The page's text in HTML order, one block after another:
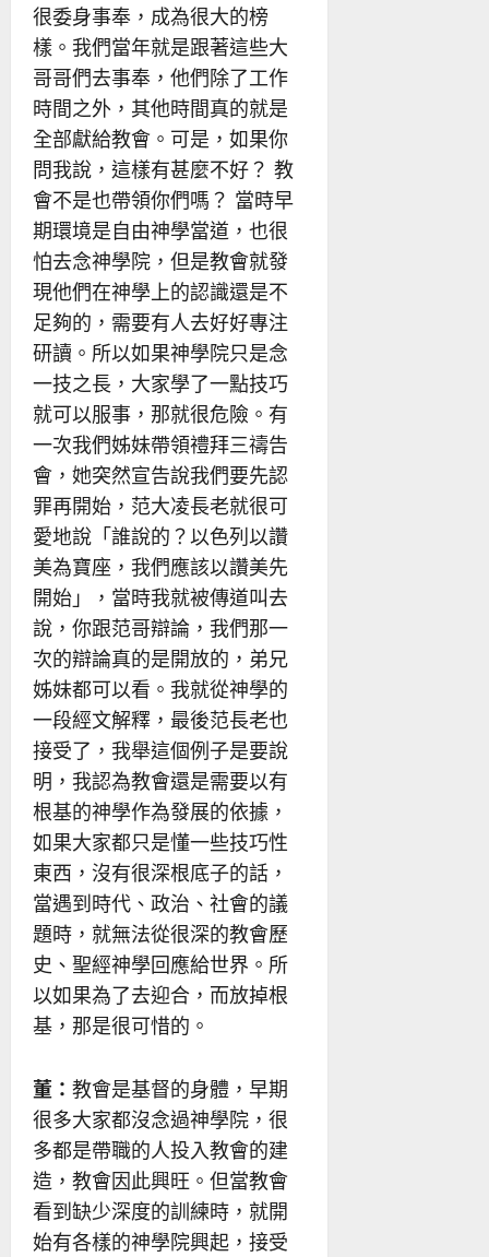
很委身事奉，成為很大的榜
樣。我們當年就是跟著這些大
哥哥們去事奉，他們除了工作
時間之外，其他時間真的就是
全部獻給教會。可是，如果你
問我說，這樣有甚麼不好？ 教
會不是也帶領你們嗎？ 當時早
期環境是自由神學當道，也很
怕去念神學院，但是教會就發
現他們在神學上的認識還是不
足夠的，需要有人去好好專注
研讀。所以如果神學院只是念
一技之長，大家學了一點技巧
就可以服事，那就很危險。有
一次我們姊妹帶領禮拜三禱告
會，她突然宣告說我們要先認
罪再開始，范大凌長老就很可
愛地說「誰說的？以色列以讚
美為寶座，我們應該以讚美先
開始」，當時我就被傳道叫去
說，你跟范哥辯論，我們那一
次的辯論真的是開放的，弟兄
姊妹都可以看。我就從神學的
一段經文解釋，最後范長老也
接受了，我舉這個例子是要說
明，我認為教會還是需要以有
根基的神學作為發展的依據，
如果大家都只是懂一些技巧性
東西，沒有很深根底子的話，
當遇到時代、政治、社會的議
題時，就無法從很深的教會歷
史、聖經神學回應給世界。所
以如果為了去迎合，而放掉根
基，那是很可惜的。
董： 教會是基督的身體，早期
很多大家都沒念過神學院，很
多都是帶職的人投入教會的建
造，教會因此興旺。但當教會
看到缺少深度的訓練時，就開
始有各樣的神學院興起，接受